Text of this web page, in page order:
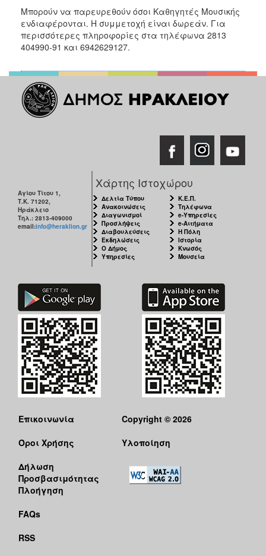
ΑΝΘΕΚΤΙΚΗ
ΠΟΛΗ
Μπορούν να παρευρεθούν όσοι Καθηγητές Μουσικής
ενδιαφέρονται. Η συμμετοχή είναι δωρεάν. Για
περισσότερες πληροφορίες στα τηλέφωνα 2813
404990-91 και 6942629127.
Αγίου Τίτου 1,
Τ.Κ. 71202,
Ηράκλειο
Τηλ.: 2813-409000
email:info@heraklion.gr
Χάρτης Ιστοχώρου
Δελτία Τύπου
Ανακοινώσεις
Διαγωνισμοί
Προσλήψεις
Διαβουλεύσεις
Εκδηλώσεις
Ο Δήμος
Υπηρεσίες
Κ.Ε.Π.
Τηλέφωνα
e-Υπηρεσίες
e-Αιτήματα
Η Πόλη
Ιστορία
Κνωσός
Μουσεία
Επικοινωνία
Όροι Χρήσης
Δήλωση
Προσβασιμότητας
Πλοήγηση
FAQs
RSS
Copyright © 2026
Υλοποίηση